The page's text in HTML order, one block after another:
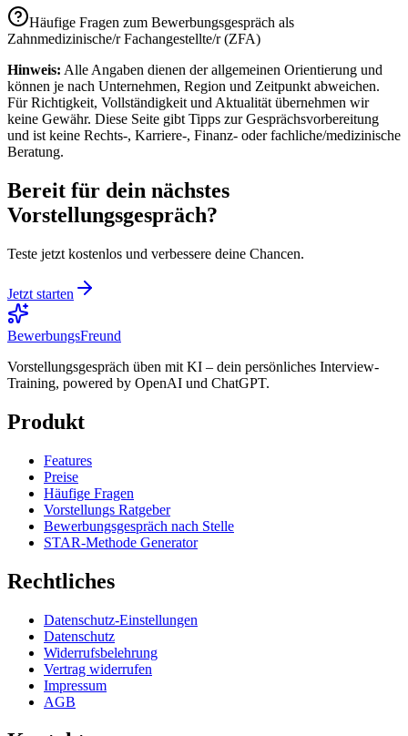
Häufige Fragen zum Bewerbungsgespräch als
Zahnmedizinische/r Fachangestellte/r (ZFA)
Hinweis: Alle Angaben dienen der allgemeinen Orientierung und
können je nach Unternehmen, Region und Zeitpunkt abweichen.
Für Richtigkeit, Vollständigkeit und Aktualität übernehmen wir
keine Gewähr. Diese Seite gibt Tipps zur Gesprächs­vorbereitung
und ist keine Rechts-, Karriere-, Finanz- oder fachliche/medizinische
Beratung.
Bereit für dein nächstes
Vorstellungsgespräch?
Teste jetzt kostenlos und verbessere deine Chancen.
Jetzt starten
BewerbungsFreund
Vorstellungsgespräch üben mit KI – dein persönliches Interview-
Training, powered by OpenAI und ChatGPT.
Produkt
Features
Preise
Häufige Fragen
Vorstellungs Ratgeber
Bewerbungsgespräch nach Stelle
STAR-Methode Generator
Rechtliches
Datenschutz-Einstellungen
Datenschutz
Widerrufsbelehrung
Vertrag widerrufen
Impressum
AGB